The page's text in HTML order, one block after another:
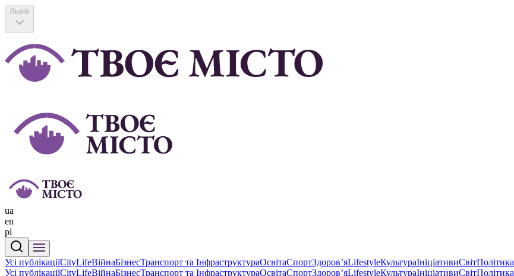
Львів
ua
en
pl
Усі публікаціїCityLifeВійнаБізнесТранспорт та ІнфраструктураОсвітаСпортЗдоровʼяLifestyleКультураІніціативиСвітПолітика
Усі публікаціїCityLifeВійнаБізнесТранспорт та ІнфраструктураОсвітаСпортЗдоровʼяLifestyleКультураІніціативиСвітПолітика